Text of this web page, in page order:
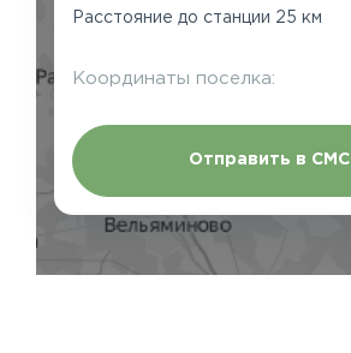
Расстояние до станции 25 км
Координаты поселка:
Отправить в СМС